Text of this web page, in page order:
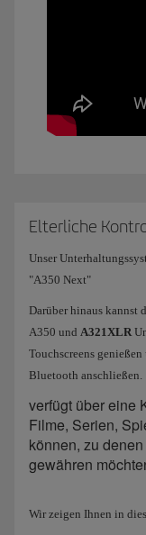
Elterliche
Unser
"A350 Next"
Darüber hinaus kannst
A350 und A321XLR
Touchscreens
Bluetooth anschließen.
verfügt über eine
Filme, Serien,
können, zu
gewähren
Wir zeigen Ihnen in